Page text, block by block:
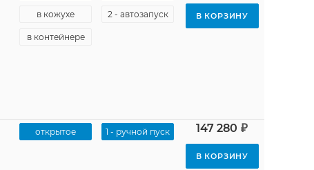
в кожухе
в контейнере
2 - автозапуск В КОРЗИНУ
открытое 1 - ручной пуск 147 280 ₽
В КОРЗИНУ